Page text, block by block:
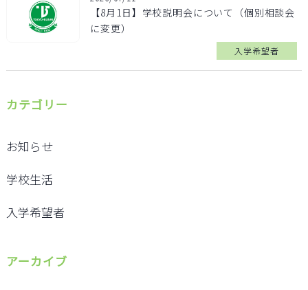
【8月1日】学校説明会について（個別相談会
に変更）
入学希望者
カテゴリー
お知らせ
学校生活
入学希望者
アーカイブ